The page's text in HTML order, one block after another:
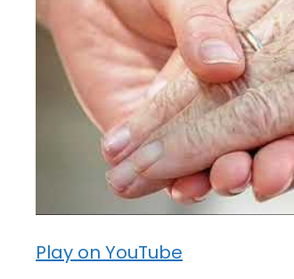
Play on YouTube